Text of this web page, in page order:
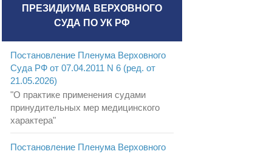
ПРЕЗИДИУМА ВЕРХОВНОГО
СУДА ПО УК РФ
Постановление Пленума Верховного
Суда РФ от 07.04.2011 N 6 (ред. от
21.05.2026)
"О практике применения судами
принудительных мер медицинского
характера"
Постановление Пленума Верховного